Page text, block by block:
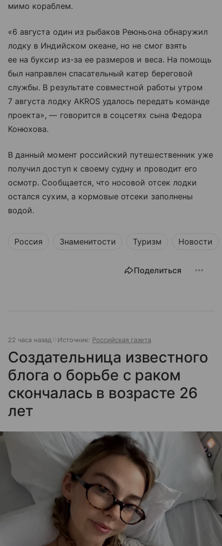
мимо кораблем.
«6 августа один из рыбаков Реюньона обнаружил
лодку в Индийском океане, но не смог взять
ее на буксир из-за ее размеров и веса. На помощь
был направлен спасательный катер береговой
службы. В результате совместной работы утром
7 августа лодку AKROS удалось передать команде
проекта», — говорится в соцсетях сына Федора
Конюхова.
В данный момент российский путешественник уже
получил доступ к своему судну и проводит его
осмотр. Сообщается, что носовой отсек лодки
остался сухим, а кормовые отсеки заполнены
водой.
Россия Знаменитости Туризм Новости
Поделиться
22 часа назад Источник: Российская газета
Создательница известного
блога о борьбе с раком
скончалась в возрасте 26
лет